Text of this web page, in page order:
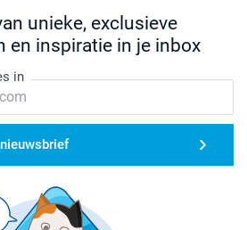
unieke, exclusieve
en inspiratie in je inbox
in